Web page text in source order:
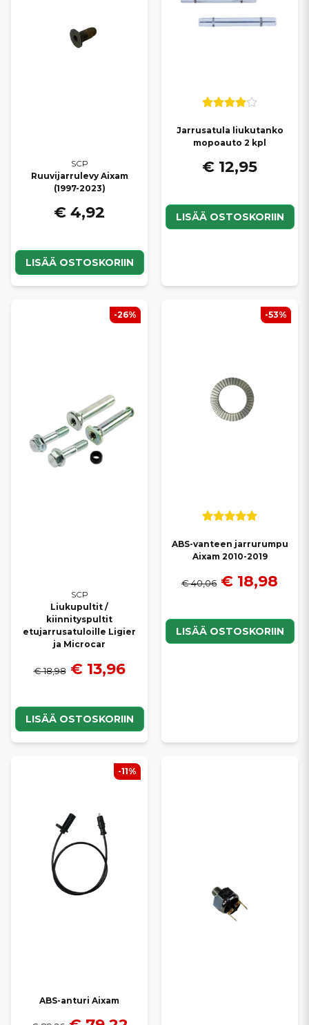
SCP
Ruuvijarrulevy Aixam
(1997-2023)
€ 4,92
LISÄÄ OSTOSKORIIN
Jarrusatula liukutanko
mopoauto 2 kpl
€ 12,95
LISÄÄ OSTOSKORIIN
SCP
Liukupultit /
kiinnityspultit
etujarrusatuloille Ligier
ja Microcar
€ 18,98 € 13,96
LISÄÄ OSTOSKORIIN
-26%
ABS-vanteen jarrurumpu
Aixam 2010-2019
€ 40,06 € 18,98
LISÄÄ OSTOSKORIIN
-53%
ABS-anturi Aixam
-11%